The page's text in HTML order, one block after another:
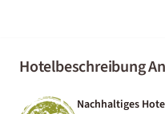
Hotelbeschreibung
Nachhaltiges